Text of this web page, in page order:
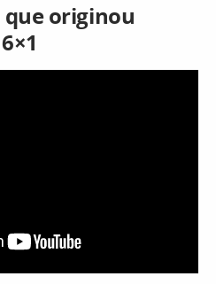
que originou